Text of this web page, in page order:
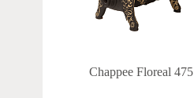
Chappee Floreal 475